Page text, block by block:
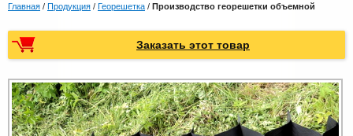
Главная / Продукция / Георешетка / Производство георешетки объемной
Заказать этот товар